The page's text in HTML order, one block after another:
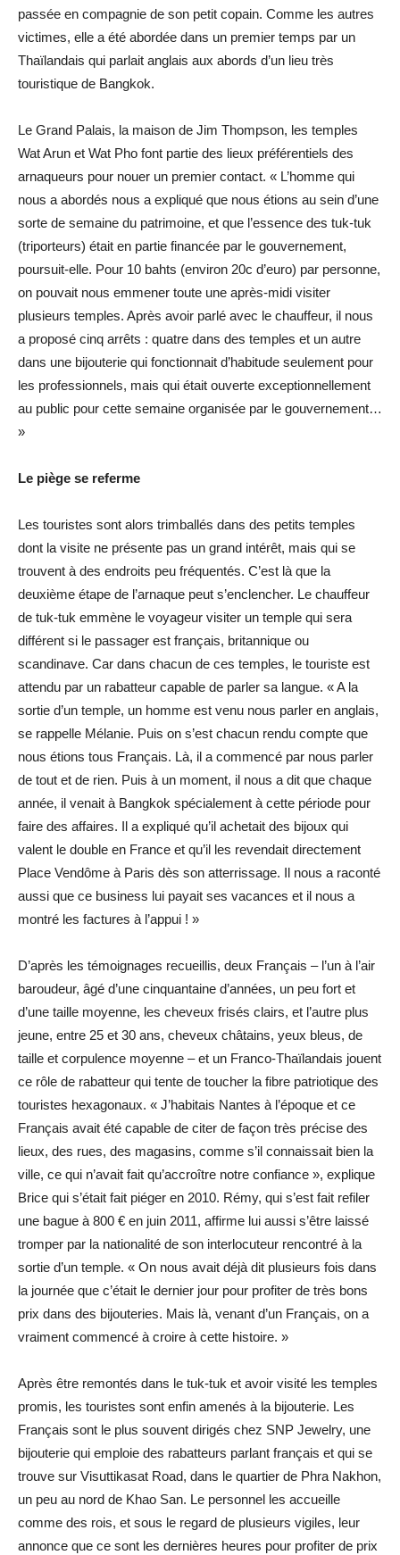
passée en compagnie de son petit copain. Comme les autres
victimes, elle a été abordée dans un premier temps par un
Thaïlandais qui parlait anglais aux abords d’un lieu très
touristique de Bangkok.
Le Grand Palais, la maison de Jim Thompson, les temples
Wat Arun et Wat Pho font partie des lieux préférentiels des
arnaqueurs pour nouer un premier contact. « L’homme qui
nous a abordés nous a expliqué que nous étions au sein d’une
sorte de semaine du patrimoine, et que l’essence des tuk-tuk
(triporteurs) était en partie financée par le gouvernement,
poursuit-elle. Pour 10 bahts (environ 20c d’euro) par personne,
on pouvait nous emmener toute une après-midi visiter
plusieurs temples. Après avoir parlé avec le chauffeur, il nous
a proposé cinq arrêts : quatre dans des temples et un autre
dans une bijouterie qui fonctionnait d’habitude seulement pour
les professionnels, mais qui était ouverte exceptionnellement
au public pour cette semaine organisée par le gouvernement…
»
Le piège se referme
Les touristes sont alors trimballés dans des petits temples
dont la visite ne présente pas un grand intérêt, mais qui se
trouvent à des endroits peu fréquentés. C’est là que la
deuxième étape de l’arnaque peut s’enclencher. Le chauffeur
de tuk-tuk emmène le voyageur visiter un temple qui sera
différent si le passager est français, britannique ou
scandinave. Car dans chacun de ces temples, le touriste est
attendu par un rabatteur capable de parler sa langue. « A la
sortie d’un temple, un homme est venu nous parler en anglais,
se rappelle Mélanie. Puis on s’est chacun rendu compte que
nous étions tous Français. Là, il a commencé par nous parler
de tout et de rien. Puis à un moment, il nous a dit que chaque
année, il venait à Bangkok spécialement à cette période pour
faire des affaires. Il a expliqué qu’il achetait des bijoux qui
valent le double en France et qu’il les revendait directement
Place Vendôme à Paris dès son atterrissage. Il nous a raconté
aussi que ce business lui payait ses vacances et il nous a
montré les factures à l’appui ! »
D’après les témoignages recueillis, deux Français – l’un à l’air
baroudeur, âgé d’une cinquantaine d’années, un peu fort et
d’une taille moyenne, les cheveux frisés clairs, et l’autre plus
jeune, entre 25 et 30 ans, cheveux châtains, yeux bleus, de
taille et corpulence moyenne – et un Franco-Thaïlandais jouent
ce rôle de rabatteur qui tente de toucher la fibre patriotique des
touristes hexagonaux. « J’habitais Nantes à l’époque et ce
Français avait été capable de citer de façon très précise des
lieux, des rues, des magasins, comme s’il connaissait bien la
ville, ce qui n’avait fait qu’accroître notre confiance », explique
Brice qui s’était fait piéger en 2010. Rémy, qui s’est fait refiler
une bague à 800 € en juin 2011, affirme lui aussi s’être laissé
tromper par la nationalité de son interlocuteur rencontré à la
sortie d’un temple. « On nous avait déjà dit plusieurs fois dans
la journée que c’était le dernier jour pour profiter de très bons
prix dans des bijouteries. Mais là, venant d’un Français, on a
vraiment commencé à croire à cette histoire. »
Après être remontés dans le tuk-tuk et avoir visité les temples
promis, les touristes sont enfin amenés à la bijouterie. Les
Français sont le plus souvent dirigés chez SNP Jewelry, une
bijouterie qui emploie des rabatteurs parlant français et qui se
trouve sur Visuttikasat Road, dans le quartier de Phra Nakhon,
un peu au nord de Khao San. Le personnel les accueille
comme des rois, et sous le regard de plusieurs vigiles, leur
annonce que ce sont les dernières heures pour profiter de prix